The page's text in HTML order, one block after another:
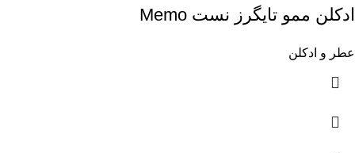
ادکلن ممو تایگرز نست Memo
عطر و ادکلن